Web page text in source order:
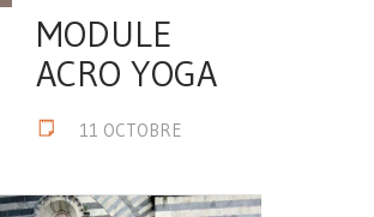
MODULE
ACRO YOGA
11 OCTOBRE